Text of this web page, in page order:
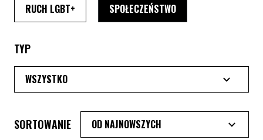
RUCH LGBT+ PO WYBRANIU TEMATU, STRONA PRZEŁADUJE
SPOŁECZEŃSTWOPO WYBRANIU
TYP
SORTOWANIE